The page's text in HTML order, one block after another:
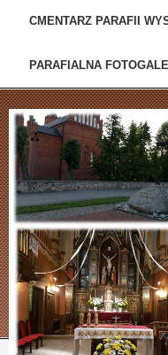
CMENTARZ PARAFII
PARAFIALNA